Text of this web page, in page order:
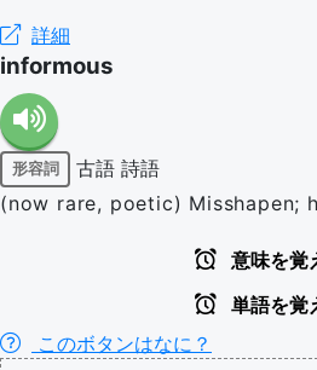
詳細
informous
形容詞 古語 詩語
(now rare, poetic) Misshapen;
意味を覚
単語を覚
このボタンはなに？